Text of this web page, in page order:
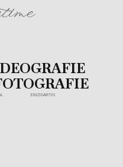
EINZIGARTIG